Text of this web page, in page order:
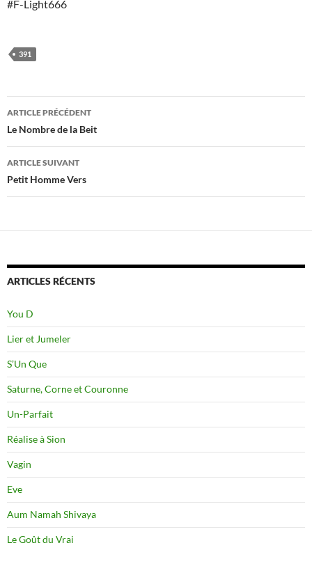
#F-Light666
391
Navigation
des
articles
ARTICLE PRÉCÉDENT
Le Nombre de la Beit
ARTICLE SUIVANT
Petit Homme Vers
ARTICLES RÉCENTS
You D
Lier et Jumeler
S’Un Que
Saturne, Corne et Couronne
Un-Parfait
Réalise à Sion
Vagin
Eve
Aum Namah Shivaya
Le Goût du Vrai